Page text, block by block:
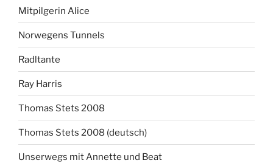
Mitpilgerin Alice
Norwegens Tunnels
Radltante
Ray Harris
Thomas Stets 2008
Thomas Stets 2008 (deutsch)
Unserwegs mit Annette und Beat